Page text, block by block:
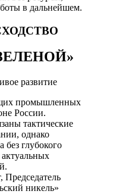
в дальнейшем.
развитие
промышленных
России.
тактические
однако
без глубокого
Председатель
никель»